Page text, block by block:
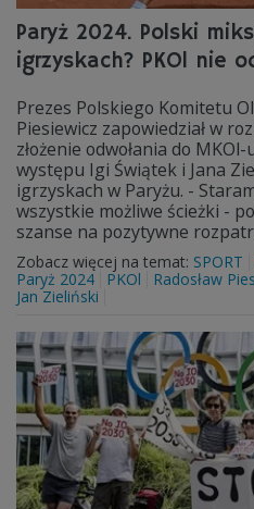
Paryż 2024. Polski
igrzyskach? PKOl nie
Prezes Polskiego Komitetu
Piesiewicz zapowiedział w
złożenie odwołania do
występu Igi Świątek i Jana
igrzyskach w Paryżu. -
wszystkie możliwe ścieżki -
szanse na pozytywne
Zobacz więcej na temat: SPORT
Paryż 2024
PKOl Radosław
Jan Zieliński